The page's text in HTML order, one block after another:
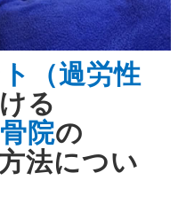
（過労性
る
院の
法につい